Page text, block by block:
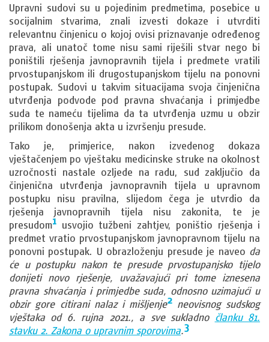
Upravni sudovi su u pojedinim predmetima, posebice u
socijalnim stvarima, znali izvesti dokaze i utvrditi
relevantnu činjenicu o kojoj ovisi priznavanje određenog
prava, ali unatoč tome nisu sami riješili stvar nego bi
poništili rješenja javnopravnih tijela i predmete vratili
prvostupanjskom ili drugostupanjskom tijelu na ponovni
postupak. Sudovi u takvim situacijama svoja činjenična
utvrđenja podvode pod pravna shvaćanja i primjedbe
suda te nameću tijelima da ta utvrđenja uzmu u obzir
prilikom donošenja akta u izvršenju presude.
Tako je, primjerice, nakon izvedenog dokaza
vještačenjem po vještaku medicinske struke na okolnost
uzročnosti nastale ozljede na radu, sud zaključio da
činjenična utvrđenja javnopravnih tijela u upravnom
postupku nisu pravilna, slijedom čega je utvrdio da
rješenja javnopravnih tijela nisu zakonita, te je
presudom1 usvojio tužbeni zahtjev, poništio rješenja i
predmet vratio prvostupanjskom javnopravnom tijelu na
ponovni postupak. U obrazloženju presude je naveo da
će u postupku nakon te presude prvostupanjsko tijelo
donijeti novo rješenje, uvažavajući pri tome iznesena
pravna shvaćanja i primjedbe suda, odnosno uzimajući u
obzir gore citirani nalaz i mišljenje2neovisnog sudskog
vještaka od 6. rujna 2021., a sve sukladno članku 81.
stavku 2. Zakona o upravnim sporovima.3